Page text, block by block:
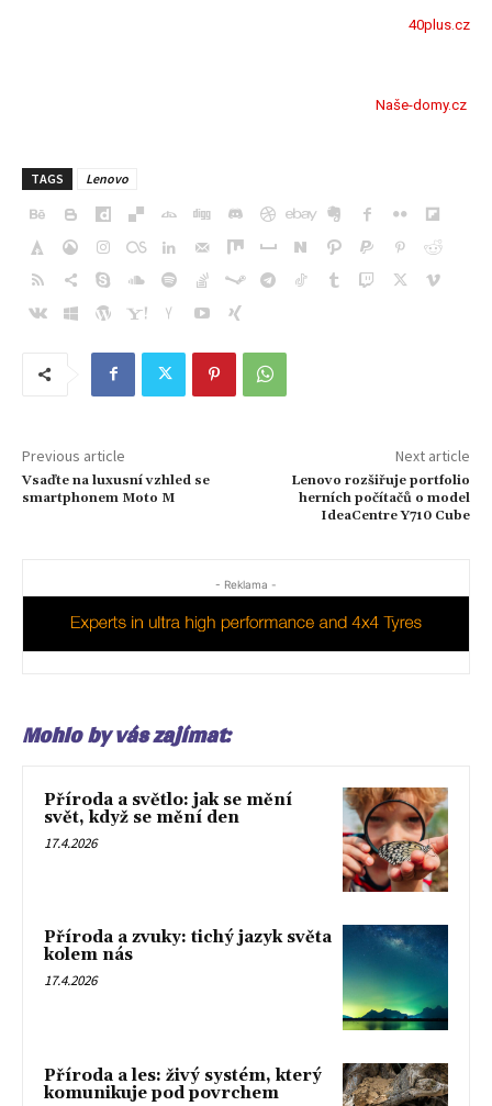
40plus.cz
Naše-domy.cz
TAGS Lenovo
Previous article
Vsaďte na luxusní vzhled se
smartphonem Moto M
Next article
Lenovo rozšiřuje portfolio
herních počítačů o model
IdeaCentre Y710 Cube
- Reklama -
Mohlo by vás zajímat:
Příroda a světlo: jak se mění
svět, když se mění den
17.4.2026
Příroda a zvuky: tichý jazyk světa
kolem nás
17.4.2026
Příroda a les: živý systém, který
komunikuje pod povrchem